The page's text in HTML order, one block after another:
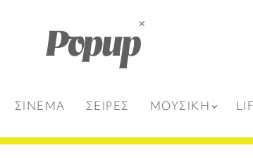
ΣΙΝΕΜΑ ΣΕΙΡΕΣ ΜΟΥΣΙΚΗ